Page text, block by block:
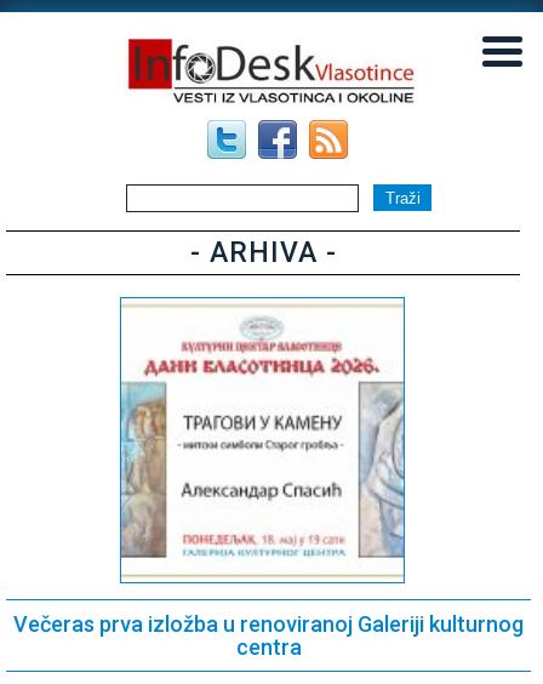
- ARHIVA -
Večeras prva izložba u renoviranoj Galeriji kulturnog
centra